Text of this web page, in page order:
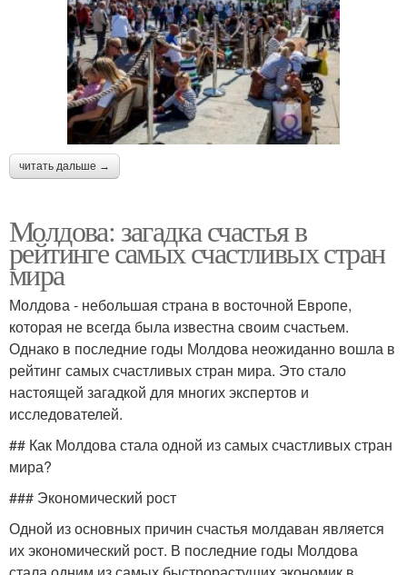
читать дальше →
Молдова: загадка счастья в
рейтинге самых счастливых стран
мира
Молдова - небольшая страна в восточной Европе,
которая не всегда была известна своим счастьем.
Однако в последние годы Молдова неожиданно вошла в
рейтинг самых счастливых стран мира. Это стало
настоящей загадкой для многих экспертов и
исследователей.
## Как Молдова стала одной из самых счастливых стран
мира?
### Экономический рост
Одной из основных причин счастья молдаван является
их экономический рост. В последние годы Молдова